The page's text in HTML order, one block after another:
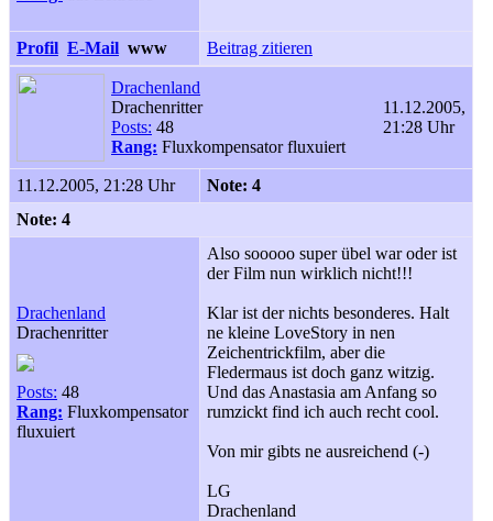
Profil E-Mail www Beitrag zitieren
Drachenland
Drachenritter
Posts: 48
Rang: Fluxkompensator fluxuiert
11.12.2005,
21:28 Uhr
11.12.2005, 21:28 Uhr
Note: 4
Note: 4
Drachenland
Drachenritter
Posts: 48
Rang: Fluxkompensator
fluxuiert
Also sooooo super übel war oder ist
der Film nun wirklich nicht!!!
Klar ist der nichts besonderes. Halt
ne kleine LoveStory in nen
Zeichentrickfilm, aber die
Fledermaus ist doch ganz witzig.
Und das Anastasia am Anfang so
rumzickt find ich auch recht cool.
Von mir gibts ne ausreichend (-)
LG
Drachenland